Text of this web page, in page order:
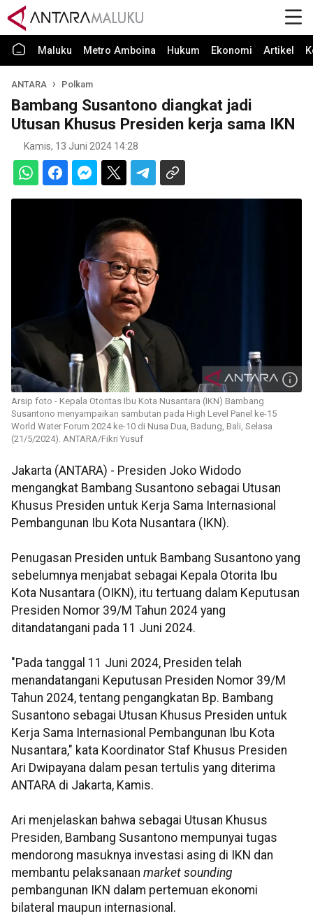
Maluku Metro Amboina Hukum Ekonomi Artikel
ANTARA Polkam
Bambang Susantono diangkat jadi
Utusan Khusus Presiden kerja sama IKN
Kamis, 13 Juni 2024 14:28
Arsip foto - Kepala Otoritas Ibu Kota Nusantara (IKN) Bambang
Susantono menyampaikan sambutan pada High Level Panel ke-15
World Water Forum 2024 ke-10 di Nusa Dua, Badung, Bali, Selasa
(21/5/2024). ANTARA/Fikri Yusuf
Jakarta (ANTARA) - Presiden Joko Widodo
mengangkat Bambang Susantono sebagai Utusan
Khusus Presiden untuk Kerja Sama Internasional
Pembangunan Ibu Kota Nusantara (IKN).
Penugasan Presiden untuk Bambang Susantono yang
sebelumnya menjabat sebagai Kepala Otorita Ibu
Kota Nusantara (OIKN), itu tertuang dalam Keputusan
Presiden Nomor 39/M Tahun 2024 yang
ditandatangani pada 11 Juni 2024.
"Pada tanggal 11 Juni 2024, Presiden telah
menandatangani Keputusan Presiden Nomor 39/M
Tahun 2024, tentang pengangkatan Bp. Bambang
Susantono sebagai Utusan Khusus Presiden untuk
Kerja Sama Internasional Pembangunan Ibu Kota
Nusantara," kata Koordinator Staf Khusus Presiden
Ari Dwipayana dalam pesan tertulis yang diterima
ANTARA di Jakarta, Kamis.
Ari menjelaskan bahwa sebagai Utusan Khusus
Presiden, Bambang Susantono mempunyai tugas
mendorong masuknya investasi asing di IKN dan
membantu pelaksanaan market sounding
pembangunan IKN dalam pertemuan ekonomi
bilateral maupun internasional.